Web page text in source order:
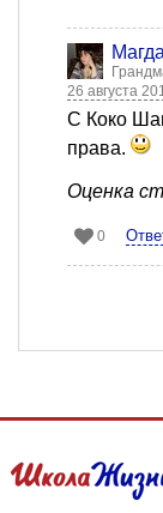
26 августа
С Коко
права.
Оценка
0